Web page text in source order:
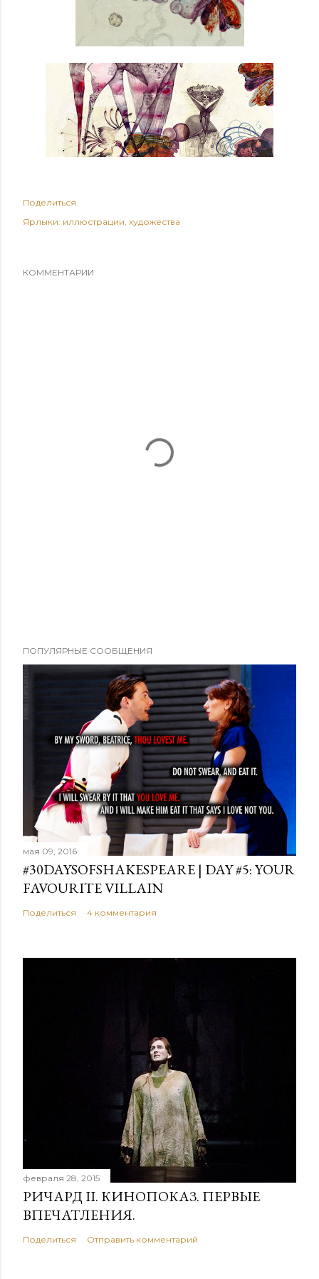
Поделиться
Ярлыки: иллюстрации художества
КОММЕНТАРИИ
ПОПУЛЯРНЫЕ СООБЩЕНИЯ
мая 09, 2016
#30DAYSOFSHAKESPEARE | DAY #5: YOUR
FAVOURITE VILLAIN
Поделиться 4 комментария
февраля 28, 2015
РИЧАРД II. КИНОПОКАЗ. ПЕРВЫЕ
ВПЕЧАТЛЕНИЯ.
Поделиться Отправить комментарий